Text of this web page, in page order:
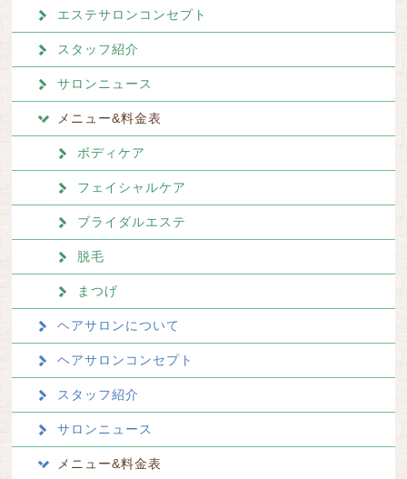
エステサロンコンセプト
スタッフ紹介
サロンニュース
メニュー&料金表
ボディケア
フェイシャルケア
ブライダルエステ
脱毛
まつげ
ヘアサロンについて
ヘアサロンコンセプト
スタッフ紹介
サロンニュース
メニュー&料金表